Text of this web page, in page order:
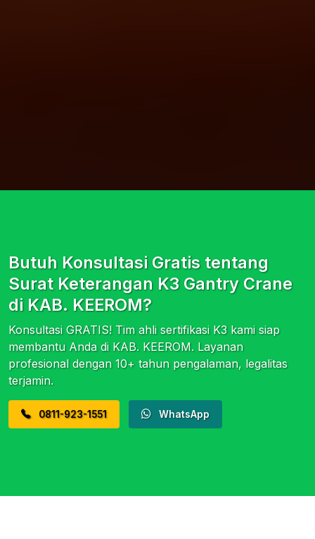
Butuh Konsultasi Gratis tentang
Surat Keterangan K3 Gantry Crane
di KAB. KEEROM?
Konsultasi GRATIS! Tim ahli sertifikasi K3 kami siap
membantu Anda di KAB. KEEROM. Layanan
profesional dengan 10+ tahun pengalaman, legalitas
terjamin.
0811-923-1551 WhatsApp